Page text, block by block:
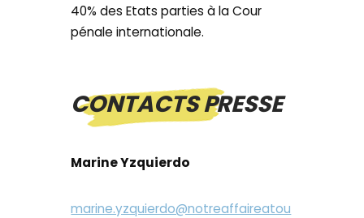
40% des Etats parties à la Cour
pénale internationale.
CONTACTS PRESSE
Marine Yzquierdo
marine.yzquierdo@notreaffaireatou